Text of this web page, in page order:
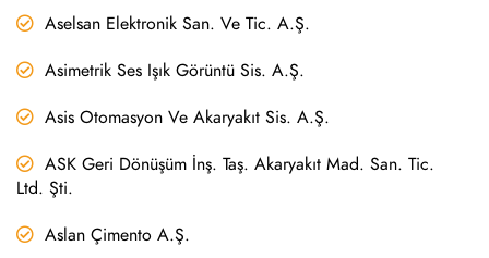
Aselsan Elektronik San. Ve Tic. A.Ş.
Asimetrik Ses Işık Görüntü Sis. A.Ş.
Asis Otomasyon Ve Akaryakıt Sis. A.Ş.
ASK Geri Dönüşüm İnş. Taş. Akaryakıt Mad. San. Tic.
Ltd. Şti.
Aslan Çimento A.Ş.